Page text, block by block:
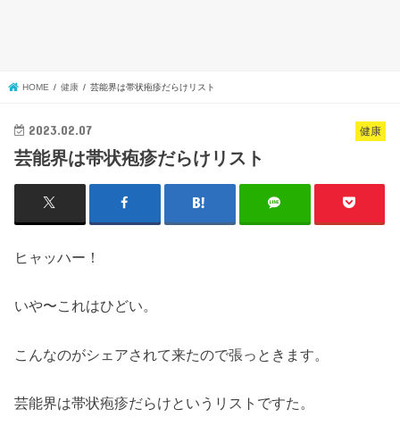
HOME 健康 芸能界は帯状疱疹だらけリスト
健康
2023.02.07
芸能界は帯状疱疹だらけリスト
ヒャッハー！
いや〜これはひどい。
こんなのがシェアされて来たので張っときます。
芸能界は帯状疱疹だらけというリストですた。